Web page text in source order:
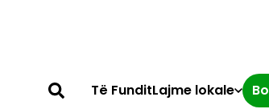
Të FunditLajme lokale